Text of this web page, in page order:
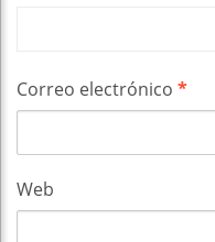
Correo electrónico *
Web